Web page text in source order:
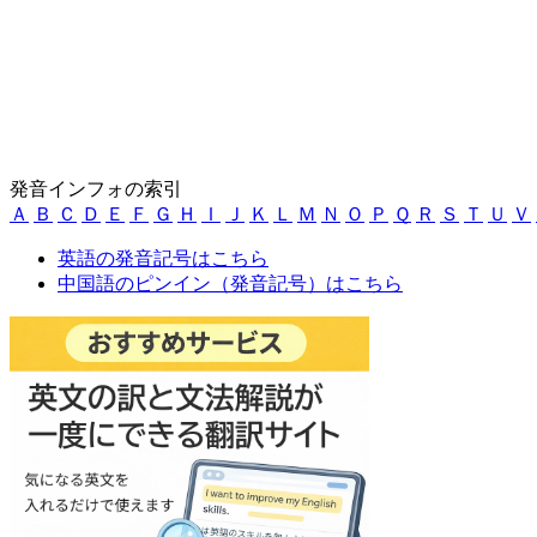
発音インフォの索引
Ａ
Ｂ Ｃ Ｄ Ｅ Ｆ Ｇ Ｈ Ｉ Ｊ Ｋ Ｌ Ｍ Ｎ Ｏ Ｐ Ｑ Ｒ Ｓ Ｔ Ｕ Ｖ
英語の発音記号はこちら
中国語のピンイン（発音記号）はこちら